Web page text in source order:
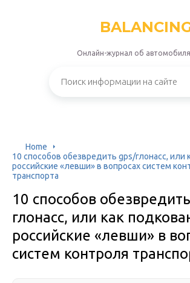
Онлайн-журнал об
Home
10 способов обезвредить gps/глонасс, или
российские «левши» в вопросах систем
транспорта
10 способов
глонасс, или как
российские «левши» в
систем контроля